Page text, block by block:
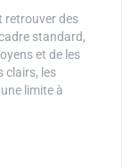
retrouver des
standard,
et de les
clairs, les
limite à